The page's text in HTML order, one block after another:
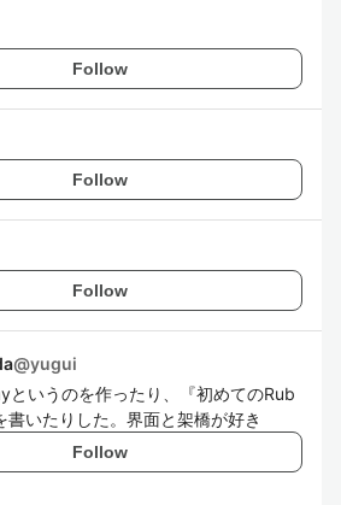
Follow
Follow
Follow
@yugui
いうのを作ったり、『初めてのRub
書いたりした。界面と架橋が好き
Follow